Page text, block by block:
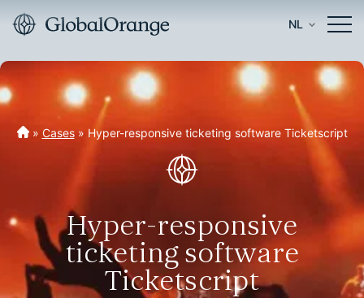
NL
» Cases» Hyper-responsive ticketing software Ticketscript
Hyper-responsive
ticketing software
Ticketscript